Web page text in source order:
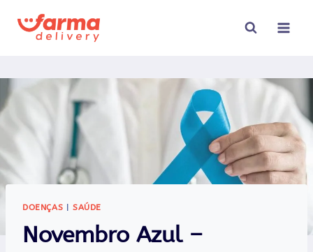
para
DOENÇAS SAÚDE
Novembro Azul –